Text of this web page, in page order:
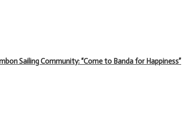
Sailing Community: “Come to Banda for Happiness”